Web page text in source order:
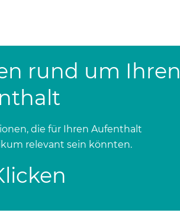
rund um Ihren
die für Ihren Aufenthalt
relevant sein könnten.